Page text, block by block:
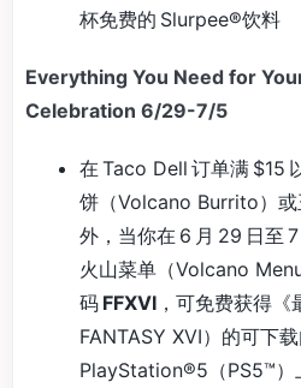
杯免费的 Slurpee®饮料
Everything You Need for
Celebration 6/29-7/5
在 Taco Dell 订单满 $15
饼（Volcano Burrito）
外，当你在 6 月 29 日至
火山菜单（Volcano
码 FFXVI ，可免费获得
FANTASY XVI）的可下
PlayStation®5（PS5™）